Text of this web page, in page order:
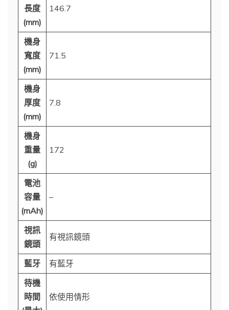
長度
(mm)
146.7
機身
寬度
(mm)
71.5
機身
厚度
(mm)
7.8
機身
重量
(g)
172
電池
容量
(mAh)
–
視訊
鏡頭
有視訊鏡頭
藍牙
有藍牙
待機
時間
依使用情形